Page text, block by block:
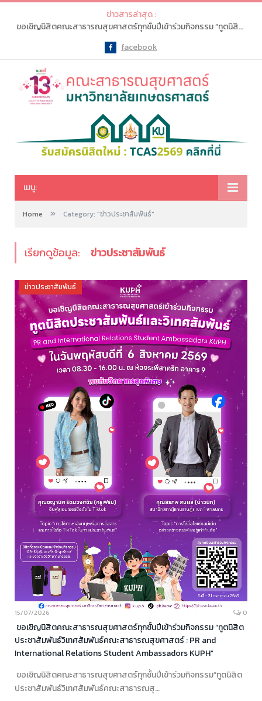
ข่าวสารล่าสุด :
ขอเชิญนิสิตคณะสาธารณสุขศาสตร์ทุกชั้นปีเข้าร่วมกิจกรรม “ทูตนิสิตประชาสัมพันธ์วิเทศสัมพันธ์คณะสาธารณสุขศาสตร์ : PR and International Relations Student Ambassadors KUPH”
Facebook
facebook
เมนู:
Home » Category: "ข่าวประชาสัมพันธ์"
เรียกดูข้อมูล: ข่าวประชาสัมพันธ์
ข่าวประชาสัมพันธ์
15/07/2026 0
ขอเชิญนิสิตคณะสาธารณสุขศาสตร์ทุกชั้นปีเข้าร่วมกิจกรรม “ทูตนิสิต
ประชาสัมพันธ์วิเทศสัมพันธ์คณะสาธารณสุขศาสตร์ : PR and
International Relations Student Ambassadors KUPH”
ขอเชิญนิสิตคณะสาธารณสุขศาสตร์ทุกชั้นปีเข้าร่วมกิจกรรม”ทูตนิสิต
ประชาสัมพันธ์วิเทศสัมพันธ์คณะสาธารณสุ…